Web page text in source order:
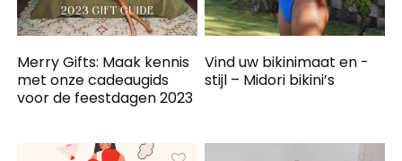
Merry Gifts: Maak kennis
met onze cadeaugids
voor de feestdagen 2023
Vind uw bikinimaat en -
stijl – Midori bikini’s